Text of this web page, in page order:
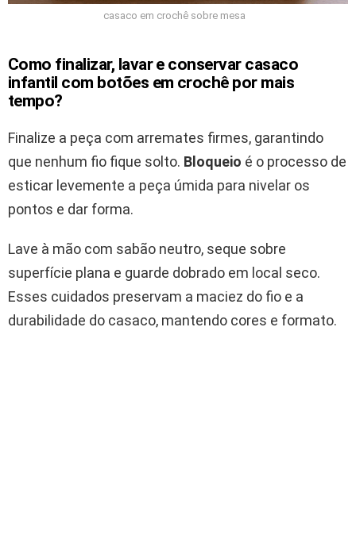
casaco em crochê sobre mesa
Como finalizar, lavar e conservar casaco
infantil com botões em crochê por mais
tempo?
Finalize a peça com arremates firmes, garantindo
que nenhum fio fique solto. Bloqueio é o processo de
esticar levemente a peça úmida para nivelar os
pontos e dar forma.
Lave à mão com sabão neutro, seque sobre
superfície plana e guarde dobrado em local seco.
Esses cuidados preservam a maciez do fio e a
durabilidade do casaco, mantendo cores e formato.